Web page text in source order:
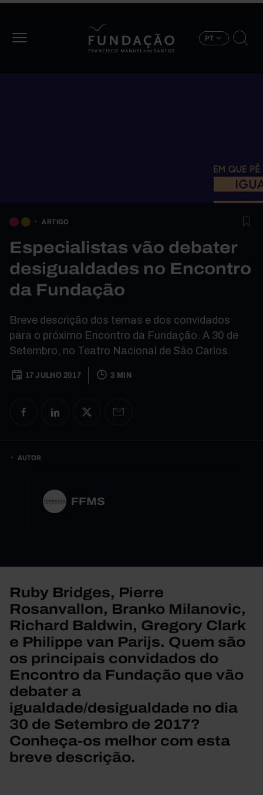
PT
ARTIGO
Especialistas vão debater
desigualdades no Encontro
da Fundação
Breve descrição dos temas e dos convidados
para o próximo Encontro da Fundação. A 30 de
Setembro, no Teatro Nacional de São Carlos.
17 JULHO 2017 3 MIN
AUTOR
FFMS
Ruby Bridges, Pierre
Rosanvallon, Branko Milanovic,
Richard Baldwin, Gregory Clark
e Philippe van Parijs. Quem são
os principais convidados do
Encontro da Fundação que vão
debater a
igualdade/desigualdade no dia
30 de Setembro de 2017?
Conheça-os melhor com esta
breve descrição.